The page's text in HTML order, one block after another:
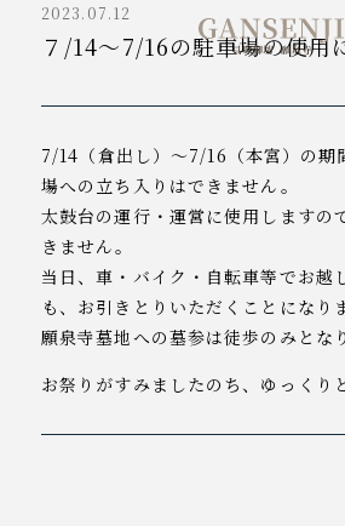
2023.07.12
７/14～7/16の駐車場の使用
7/14（倉出し）～7/16（本宮）の期
場への立ち入りはできません。
太鼓台の運行・運営に使用しますの
きません。
当日、車・バイク・自転車等でお越
も、お引きとりいただくことになり
願泉寺墓地への墓参は徒歩のみとな
お祭りがすみましたのち、ゆっくり